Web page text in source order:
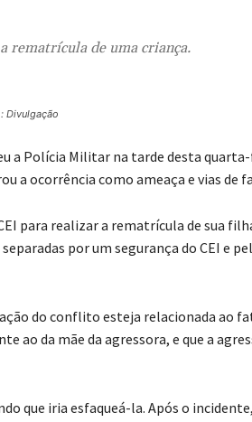
rematrícula de uma criança.
Divulgação
a Polícia Militar na tarde desta
a ocorrência como ameaça e vias de
para realizar a rematrícula de sua
por um segurança do CEI e
do conflito esteja relacionada ao
ao da mãe da agressora, e que a
que iria esfaqueá-la. Após o